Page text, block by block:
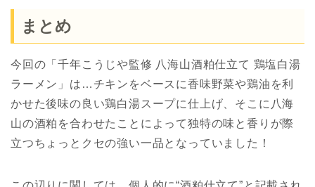
まとめ
今回の「千年こうじや監修 八海山酒粕仕立て 鶏塩白湯
ラーメン」は…チキンをベースに香味野菜や鶏油を利
かせた後味の良い鶏白湯スープに仕上げ、そこに八海
山の酒粕を合わせたことによって独特の味と香りが際
立つちょっとクセの強い一品となっていました！